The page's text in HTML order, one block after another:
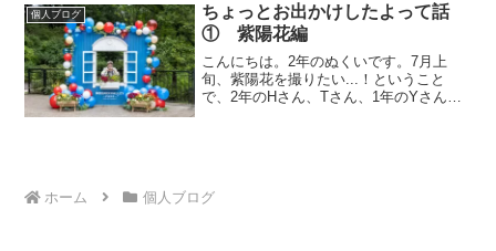
んですね。ど...
個人ブログ
ちょっとお出かけしたよって話
① 紫陽花編
こんにちは。2年のぬくいです。7月上
旬、紫陽花を撮りたい...！ということ
で、2年のHさん、Tさん、1年のYさんと
ホーム
個人ブログ